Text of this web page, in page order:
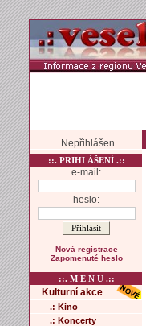
Nepřihlášen
::. PRIHLÁŠENÍ .::
e-mail:
heslo:
Nová registrace
Zapomenuté heslo
::. M E N U .::
Kulturní akce
.: Kino
.: Koncerty